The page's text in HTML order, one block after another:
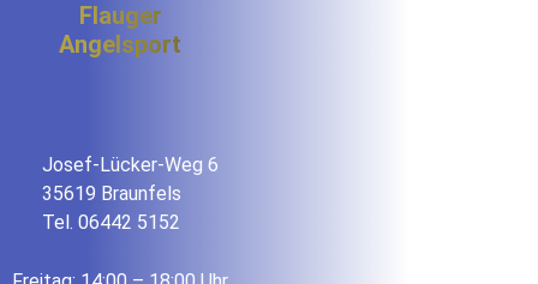
Flauger
Angelsport
Josef-Lücker-Weg 6
35619 Braunfels
Tel. 06442 5152